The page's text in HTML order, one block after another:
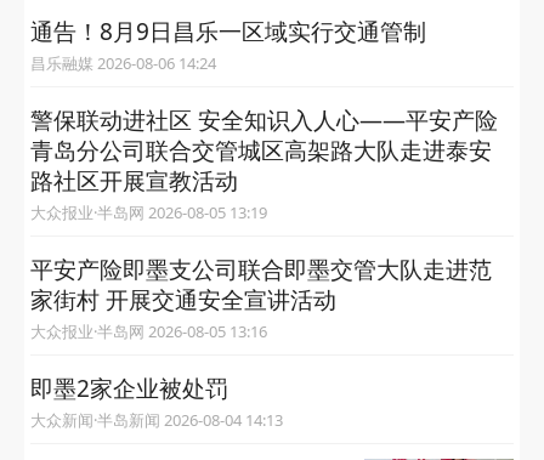
通告！8月9日昌乐一区域实行交通管制
昌乐融媒 2026-08-06 14:24
警保联动进社区 安全知识入人心——平安产险
青岛分公司联合交管城区高架路大队走进泰安
路社区开展宣教活动
大众报业·半岛网 2026-08-05 13:19
平安产险即墨支公司联合即墨交管大队走进范
家街村 开展交通安全宣讲活动
大众报业·半岛网 2026-08-05 13:16
即墨2家企业被处罚
大众新闻·半岛新闻 2026-08-04 14:13